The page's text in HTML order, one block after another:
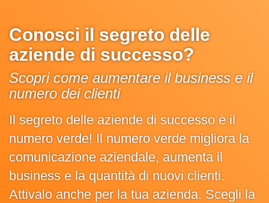
Conosci il segreto delle
aziende di successo?
Scopri come aumentare il business e il
numero dei clienti
Il segreto delle aziende di successo è il
numero verde! Il numero verde migliora la
comunicazione aziendale, aumenta il
business e la quantità di nuovi clienti.
Attivalo anche per la tua azienda. Scegli la